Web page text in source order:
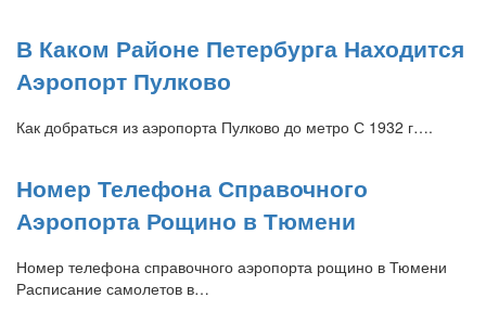
В Каком Районе Петербурга Находится
Аэропорт Пулково
Как добраться из аэропорта Пулково до метро С 1932 г….
Номер Телефона Справочного
Аэропорта Рощино в Тюмени
Номер телефона справочного аэропорта рощино в Тюмени
Расписание самолетов в…